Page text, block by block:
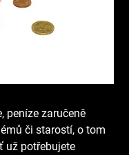
peníze zaručeně
či starostí, o tom
už potřebujete